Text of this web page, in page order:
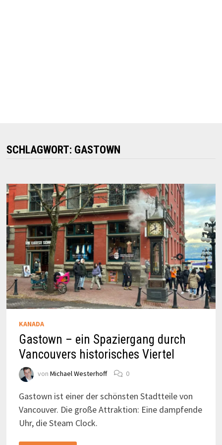
SCHLAGWORT: GASTOWN
KANADA
Gastown – ein Spaziergang durch
Vancouvers historisches Viertel
von Michael Westerhoff 0
Gastown ist einer der schönsten Stadtteile von
Vancouver. Die große Attraktion: Eine dampfende
Uhr, die Steam Clock.